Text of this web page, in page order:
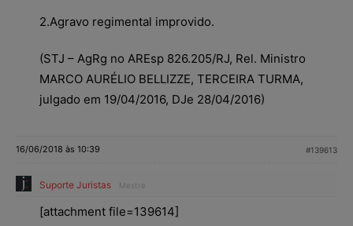
2.Agravo regimental improvido.
(STJ – AgRg no AREsp 826.205/RJ, Rel. Ministro
MARCO AURÉLIO BELLIZZE, TERCEIRA TURMA,
julgado em 19/04/2016, DJe 28/04/2016)
16/06/2018 às 10:39 #139613
Suporte Juristas Mestre
[attachment file=139614]